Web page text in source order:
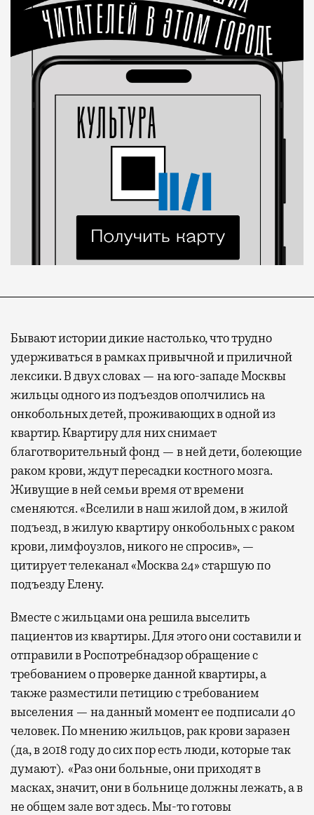
Бывают истории дикие настолько, что трудно
удерживаться в рамках привычной и приличной
лексики. В двух словах — на юго-западе Москвы
жильцы одного из подъездов ополчились на
онкобольных детей, проживающих в одной из
квартир. Квартиру для них снимает
благотворительный фонд — в ней дети, болеющие
раком крови, ждут пересадки костного мозга.
Живущие в ней семьи время от времени
сменяются. «Вселили в наш жилой дом, в жилой
подъезд, в жилую квартиру онкобольных с раком
крови, лимфоузлов, никого не спросив», —
цитирует телеканал «Москва 24» старшую по
подъезду Елену.
Вместе с жильцами она решила выселить
пациентов из квартиры. Для этого они составили и
отправили в Роспотребнадзор обращение с
требованием о проверке данной квартиры, а
также разместили петицию с требованием
выселения — на данный момент ее подписали 40
человек. По мнению жильцов, рак крови заразен
(да, в 2018 году до сих пор есть люди, которые так
думают). «Раз они больные, они приходят в
масках, значит, они в больнице должны лежать, а в
не общем зале вот здесь. Мы-то готовы